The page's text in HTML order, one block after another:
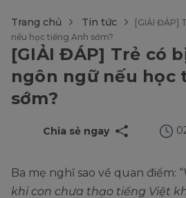
Trang chủ Tin tức
[GIẢI ĐÁP]
nếu học tiếng Anh sớm?
[GIẢI ĐÁP] Trẻ có
ngôn ngữ nếu học
sớm?
Chia sẻ ngay
Ba mẹ nghĩ sao về quan điểm: “
khi con chưa thạo tiếng Việt